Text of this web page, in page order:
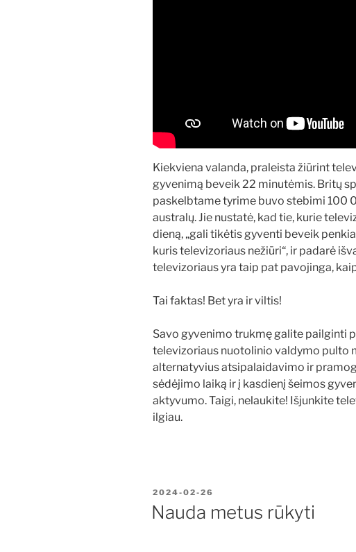
Kiekviena valanda, praleista žiūrint
gyvenimą beveik 22 minutėmis. Britų
paskelbtame tyrime buvo stebimi 100
australų. Jie nustatė, kad tie, kurie
dieną, „gali tikėtis gyventi beveik
kuris televizoriaus nežiūri“, ir padarė
televizoriaus yra taip pat pavojinga,
Tai faktas! Bet yra ir viltis!
Savo gyvenimo trukmę galite pailginti
televizoriaus nuotolinio valdymo pulto
alternatyvius atsipalaidavimo ir
sėdėjimo laiką ir į kasdienį šeimos
aktyvumo. Taigi, nelaukite! Išjunkite
ilgiau.
PASKELBTA
2024-02-26
Nauda metus rūkyti